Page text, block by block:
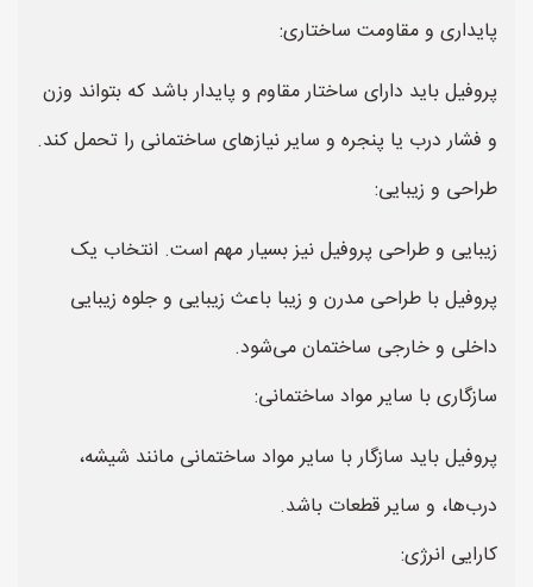
پایداری و مقاومت ساختاری:
پروفیل باید دارای ساختار مقاوم و پایدار باشد که بتواند وزن
و فشار درب یا پنجره و سایر نیازهای ساختمانی را تحمل کند.
طراحی و زیبایی:
زیبایی و طراحی پروفیل نیز بسیار مهم است. انتخاب یک
پروفیل با طراحی مدرن و زیبا باعث زیبایی و جلوه زیبایی
داخلی و خارجی ساختمان می‌شود.
سازگاری با سایر مواد ساختمانی:
پروفیل باید سازگار با سایر مواد ساختمانی مانند شیشه،
درب‌ها، و سایر قطعات باشد.
کارایی انرژی: